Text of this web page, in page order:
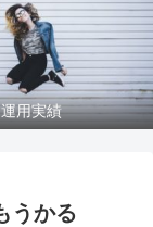
運用実績
うかる